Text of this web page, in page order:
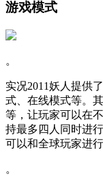
游戏模式
。
实况2011妖人提供
式、在线模式等。
等，让玩家可以在
持最多四人同时进
可以和全球玩家进
。